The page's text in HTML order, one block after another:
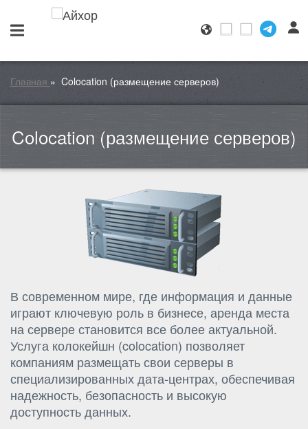
Главная » Colocation (размещение серверов)
Colocation (размещение серверов)
В современном мире, где информация и данные
играют ключевую роль в бизнесе, аренда места
на сервере становится все более актуальной.
Услуга колокейшн (colocation) позволяет
компаниям размещать свои серверы в
специализированных дата-центрах, обеспечивая
надежность, безопасность и высокую
доступность данных.